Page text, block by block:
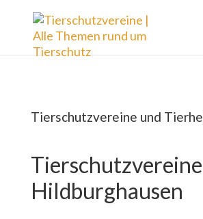
Tierschutzvereine und
Tierschutzvereine
Hildburghausen